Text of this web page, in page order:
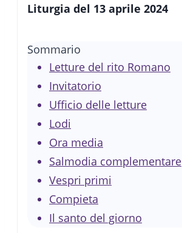
Liturgia del 13 aprile 2024
Sommario
Letture del rito Romano
Invitatorio
Ufficio delle letture
Lodi
Ora media
Salmodia complementare
Vespri primi
Compieta
Il santo del giorno